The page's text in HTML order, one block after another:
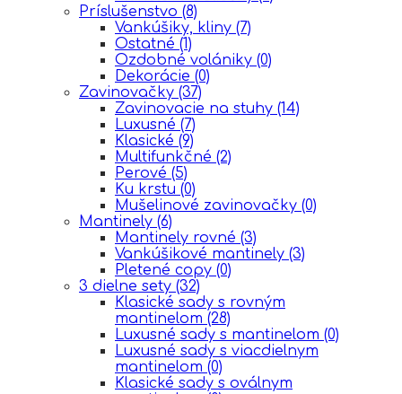
Príslušenstvo (8)
Vankúšiky, kliny (7)
Ostatné (1)
Ozdobné volániky (0)
Dekorácie (0)
Zavinovačky (37)
Zavinovacie na stuhy (14)
Luxusné (7)
Klasické (9)
Multifunkčné (2)
Perové (5)
Ku krstu (0)
Mušelinové zavinovačky (0)
Mantinely (6)
Mantinely rovné (3)
Vankúšikové mantinely (3)
Pletené copy (0)
3 dielne sety (32)
Klasické sady s rovným
mantinelom (28)
Luxusné sady s mantinelom (0)
Luxusné sady s viacdielnym
mantinelom (0)
Klasické sady s oválnym